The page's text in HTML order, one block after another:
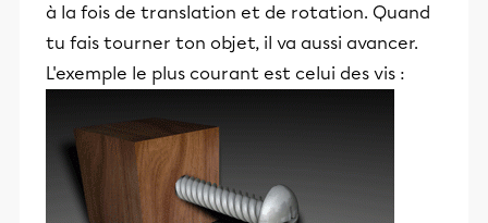
à la fois de translation et de rotation. Quand
tu fais tourner ton objet, il va aussi avancer.
L'exemple le plus courant est celui des vis :